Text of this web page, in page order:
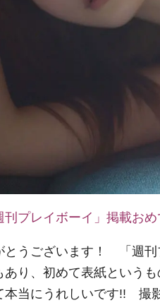
プレイボーイ」掲載おめ
とうございます！ 「週刊
あり、初めて表紙という
本当にうれしいです!! 撮